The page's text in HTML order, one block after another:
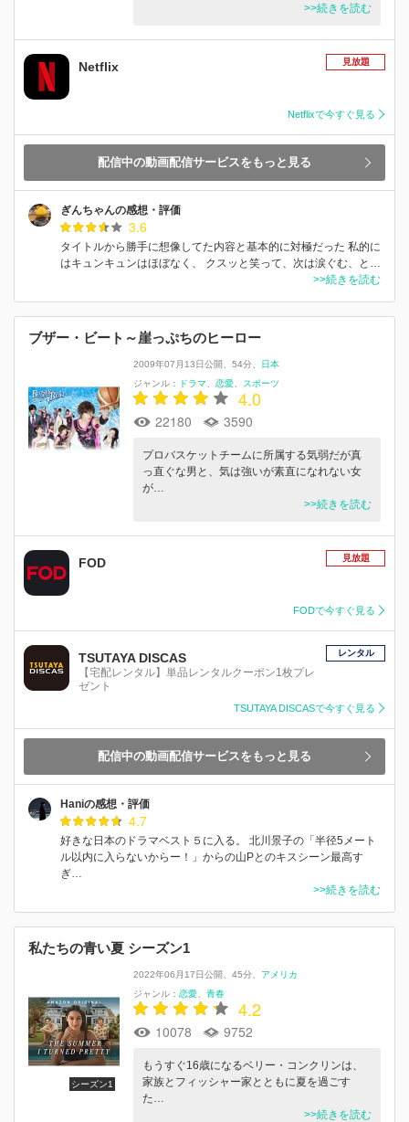
>>続きを読む
Netflix 見放題
Netflixで今すぐ見る
配信中の動画配信サービスをもっと見る
ぎんちゃんの感想・評価
3.6
タイトルから勝手に想像してた内容と基本的に対極だった 私的に
はキュンキュンはほぼなく、 クスッと笑って、次は涙ぐむ、と…
>>続きを読む
ブザー・ビート～崖っぷちのヒーロー
2009年07月13日公開 54分
日本
ジャンル：
ドラマ 恋愛 スポーツ
4.0
22180 3590
プロバスケットチームに所属する気弱だが真
っ直ぐな男と、気は強いが素直になれない女
が…
>>続きを読む
FOD 見放題
FODで今すぐ見る
TSUTAYA DISCAS
【宅配レンタル】単品レンタルクーポン1枚プレ
ゼント
レンタル
TSUTAYA DISCASで今すぐ見る
配信中の動画配信サービスをもっと見る
Haniの感想・評価
4.7
好きな日本のドラマベスト５に入る。 北川景子の「半径5メート
ル以内に入らないからー！」からの山Pとのキスシーン最高す
ぎ…
>>続きを読む
私たちの青い夏 シーズン1
シーズン1
2022年06月17日公開 45分
アメリカ
ジャンル： 恋愛 青春
4.2
10078 9752
もうすぐ16歳になるベリー・コンクリンは、
家族とフィッシャー家とともに夏を過ごす
た…
>>続きを読む